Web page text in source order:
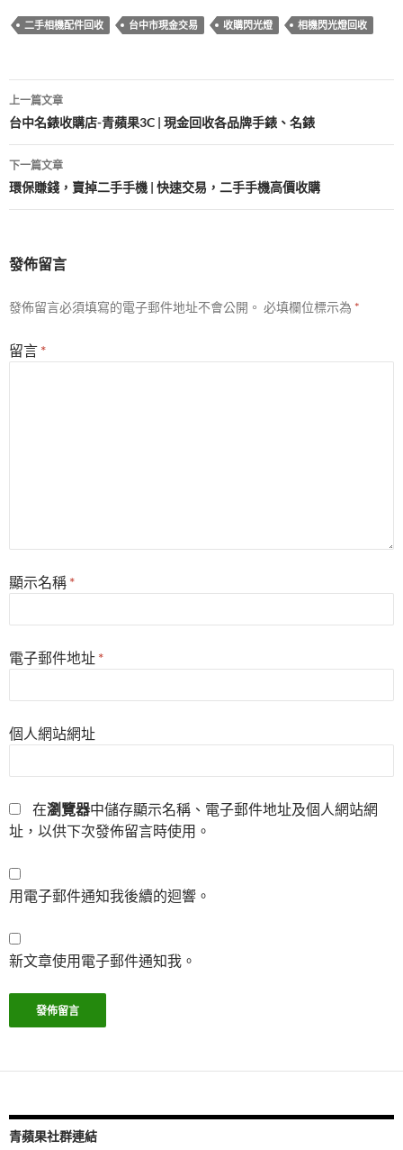
e
o
k
e itt ail
二手相機配件回收 台中市現金交易 收購閃光燈 相機閃光燈回收
文
章
導
覽
上一篇文章
台中名錶收購店-青蘋果3C | 現金回收各品牌手錶、名錶
下一篇文章
環保賺錢，賣掉二手手機 | 快速交易，二手手機高價收購
發佈留言
發佈留言必須填寫的電子郵件地址不會公開。 必填欄位標示為 *
留言 *
顯示名稱 *
電子郵件地址 *
個人網站網址
在瀏覽器中儲存顯示名稱、電子郵件地址及個人網站網
址，以供下次發佈留言時使用。
用電子郵件通知我後續的迴響。
新文章使用電子郵件通知我。
青蘋果社群連結